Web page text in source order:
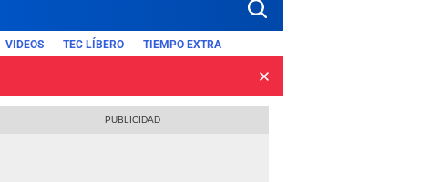
VIDEOS TEC LÍBERO TIEMPO EXTRA